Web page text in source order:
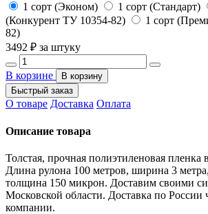
1 сорт (Эконом)
1 сорт (Стандарт)
(Конкурент ТУ 10354-82)
1 сорт
82)
3492 ₽ за штуку
В корзине
В корзину
Быстрый заказ
О товаре Доставка Оплата
Описание товара
Толстая, прочная полиэтиленовая пленка
Длина рулона 100 метров, ширина 3
толщина 150 микрон. Доставим своими
Московской области. Доставка по России
компании.